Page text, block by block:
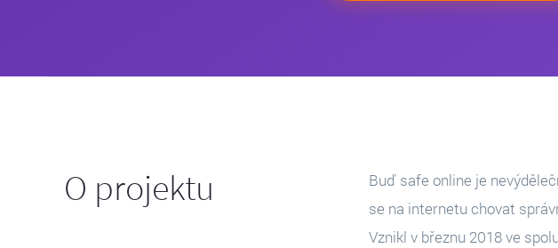
O projektu
Buď safe online je
se na internetu chovat
Vznikl v březnu 2018 ve